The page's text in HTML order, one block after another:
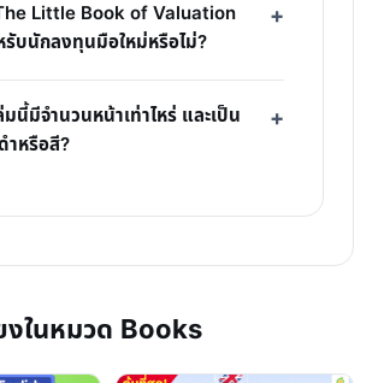
Little Book of Valuation
รับนักลงทุนมือใหม่หรือไม่?
นี้มีจำนวนหน้าเท่าไหร่ และเป็น
ำหรือสี?
งในหมวด Books